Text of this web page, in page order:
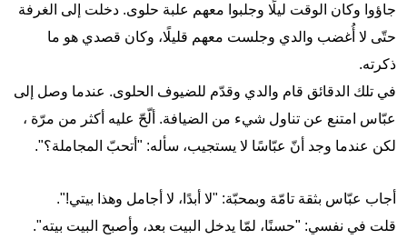
جاؤوا وكان الوقت ليلًا وجلبوا معهم علبة حلوى. دخلت إلى الغرفة
حتّى لا أُغضب والدي وجلست معهم قليلًا، وكان قصدي هو ما
ذكرته.
في تلك الدقائق قام والدي وقدّم للضيوف الحلوى. عندما وصل إلى
عبّاس امتنع عن تناول شيء من الضيافة. ألّحّ عليه أكثر من مرّة ،
لكن عندما وجد أنّ عبّاسًا لا يستجيب، سأله: "أتحبّ المجاملة؟".
أجاب عبّاس بثقة تامّة وبمحبّة: "لا أبدًا، لا أجامل وهذا بيتي!".
قلت في نفسي: "حسنًا، لمّا يدخل البيت بعد، وأصبح البيت بيته".